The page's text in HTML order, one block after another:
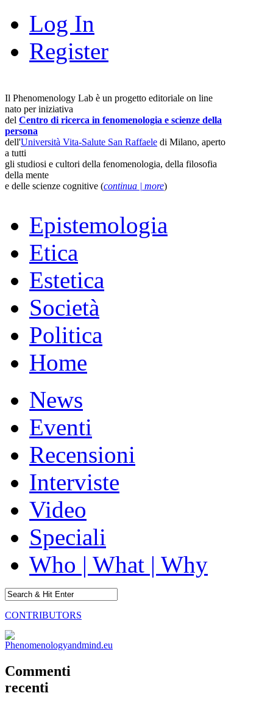
Log In
Register
Il Phenomenology Lab è un progetto editoriale on line
nato per iniziativa
del Centro di ricerca in fenomenologia e scienze della
persona
dell'Università Vita-Salute San Raffaele di Milano, aperto
a tutti
gli studiosi e cultori della fenomenologia, della filosofia
della mente
e delle scienze cognitive (continua | more)
Epistemologia
Etica
Estetica
Società
Politica
Home
News
Eventi
Recensioni
Interviste
Video
Speciali
Who | What | Why
CONTRIBUTORS
Commenti
recenti